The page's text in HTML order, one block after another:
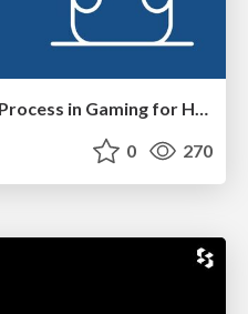
Groundhog Day: Seeking Process in Gaming for Health
0 270